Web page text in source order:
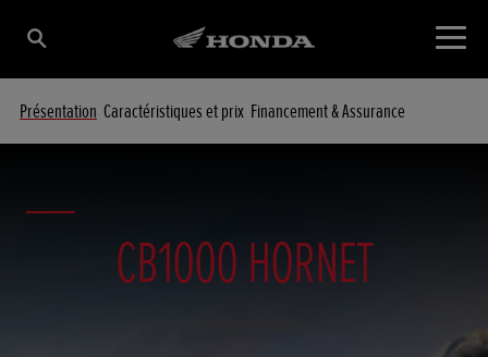
Présentation Caractéristiques et prix Financement & Assurance
CB1000 HORNET